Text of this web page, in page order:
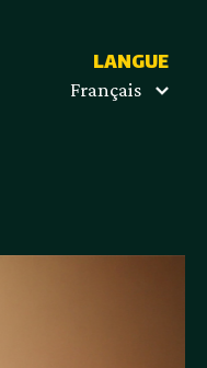
LANGUE
Français